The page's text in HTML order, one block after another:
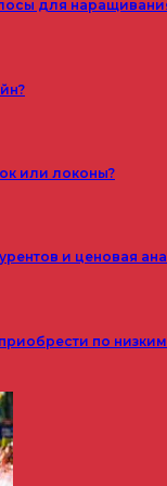
для
или локоны?
и ценовая
по